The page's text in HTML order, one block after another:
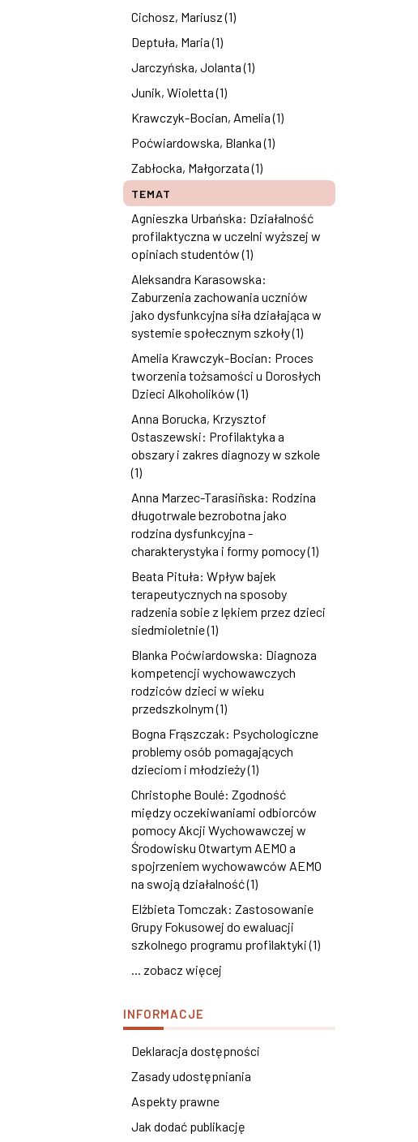
Cichosz, Mariusz (1)
Deptuła, Maria (1)
Jarczyńska, Jolanta (1)
Junik, Wioletta (1)
Krawczyk-Bocian, Amelia (1)
Poćwiardowska, Blanka (1)
Zabłocka, Małgorzata (1)
TEMAT
Agnieszka Urbańska: Działalność
profilaktyczna w uczelni wyższej w
opiniach studentów (1)
Aleksandra Karasowska:
Zaburzenia zachowania uczniów
jako dysfunkcyjna siła działająca w
systemie społecznym szkoły (1)
Amelia Krawczyk-Bocian: Proces
tworzenia tożsamości u Dorosłych
Dzieci Alkoholików (1)
Anna Borucka, Krzysztof
Ostaszewski: Profilaktyka a
obszary i zakres diagnozy w szkole
(1)
Anna Marzec-Tarasiñska: Rodzina
długotrwale bezrobotna jako
rodzina dysfunkcyjna -
charakterystyka i formy pomocy (1)
Beata Pituła: Wpływ bajek
terapeutycznych na sposoby
radzenia sobie z lękiem przez dzieci
siedmioletnie (1)
Blanka Poćwiardowska: Diagnoza
kompetencji wychowawczych
rodziców dzieci w wieku
przedszkolnym (1)
Bogna Frąszczak: Psychologiczne
problemy osób pomagających
dzieciom i młodzieży (1)
Christophe Boulé: Zgodność
między oczekiwaniami odbiorców
pomocy Akcji Wychowawczej w
Środowisku Otwartym AEMO a
spojrzeniem wychowawców AEMO
na swoją działalność (1)
Elżbieta Tomczak: Zastosowanie
Grupy Fokusowej do ewaluacji
szkolnego programu profilaktyki (1)
... zobacz więcej
INFORMACJE
Deklaracja dostępności
Zasady udostępniania
Aspekty prawne
Jak dodać publikację